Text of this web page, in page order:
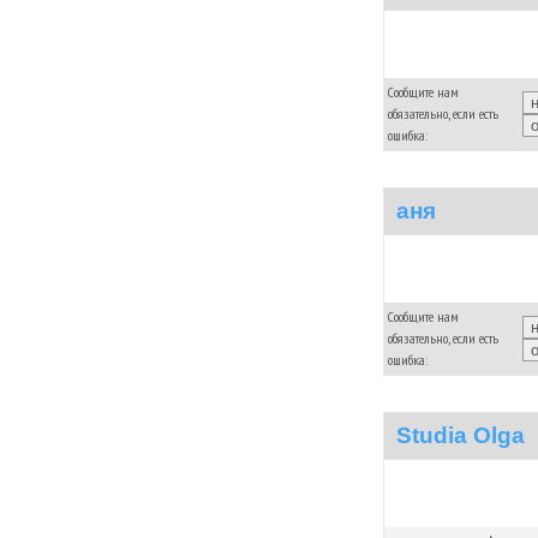
Сообщите нам
обязательно, если есть
ошибка:
аня
Сообщите нам
обязательно, если есть
ошибка:
Studia Olga